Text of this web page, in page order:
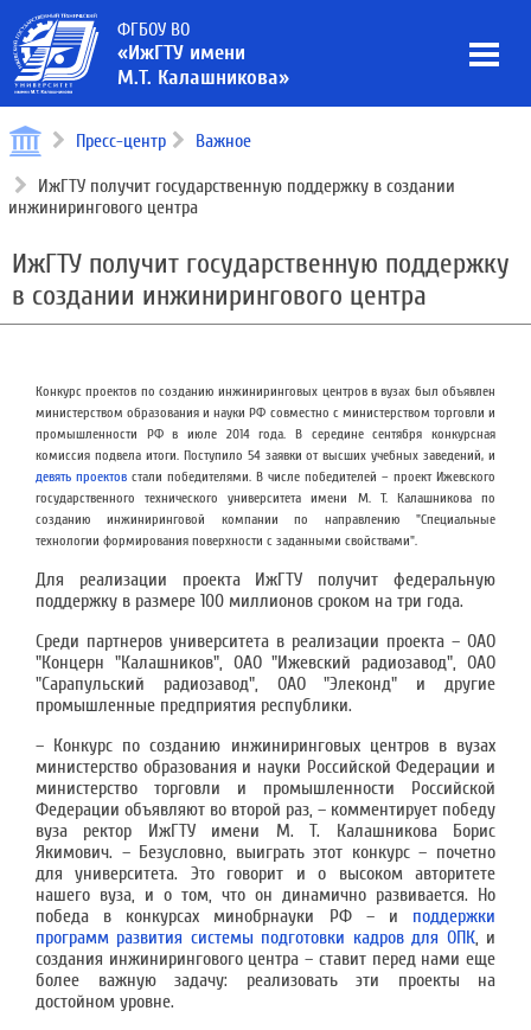
ФГБОУ ВО
«ИжГТУ имени
М.Т. Калашникова»
Пресс-центр Важное
ИжГТУ получит государственную поддержку в создании
инжинирингового центра
ИжГТУ получит государственную поддержку
в создании инжинирингового центра
Конкурс проектов по созданию инжиниринговых центров в вузах был объявлен
министерством образования и науки РФ совместно с министерством торговли и
промышленности РФ в июле 2014 года. В середине сентября конкурсная
комиссия подвела итоги. Поступило 54 заявки от высших учебных заведений, и
девять проектов стали победителями. В числе победителей – проект Ижевского
государственного технического университета имени М. Т. Калашникова по
созданию инжиниринговой компании по направлению "Специальные
технологии формирования поверхности с заданными свойствами".
Для реализации проекта ИжГТУ получит федеральную
поддержку в размере 100 миллионов сроком на три года.
Среди партнеров университета в реализации проекта – ОАО
"Концерн "Калашников", ОАО "Ижевский радиозавод", ОАО
"Сарапульский радиозавод", ОАО "Элеконд" и другие
промышленные предприятия республики.
– Конкурс по созданию инжиниринговых центров в вузах
министерство образования и науки Российской Федерации и
министерство торговли и промышленности Российской
Федерации объявляют во второй раз, – комментирует победу
вуза ректор ИжГТУ имени М. Т. Калашникова Борис
Якимович. – Безусловно, выиграть этот конкурс – почетно
для университета. Это говорит и о высоком авторитете
нашего вуза, и о том, что он динамично развивается. Но
победа в конкурсах минобрнауки РФ – и поддержки
программ развития системы подготовки кадров для ОПК, и
создания инжинирингового центра – ставит перед нами еще
более важную задачу: реализовать эти проекты на
достойном уровне.